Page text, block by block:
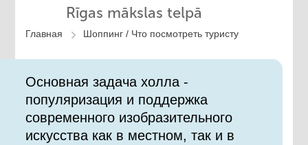
Rīgas mākslas telpā
Главная Шоппинг / Что посмотреть туристу
Основная задача холла -
популяризация и поддержка
современного изобразительного
искусства как в местном, так и в